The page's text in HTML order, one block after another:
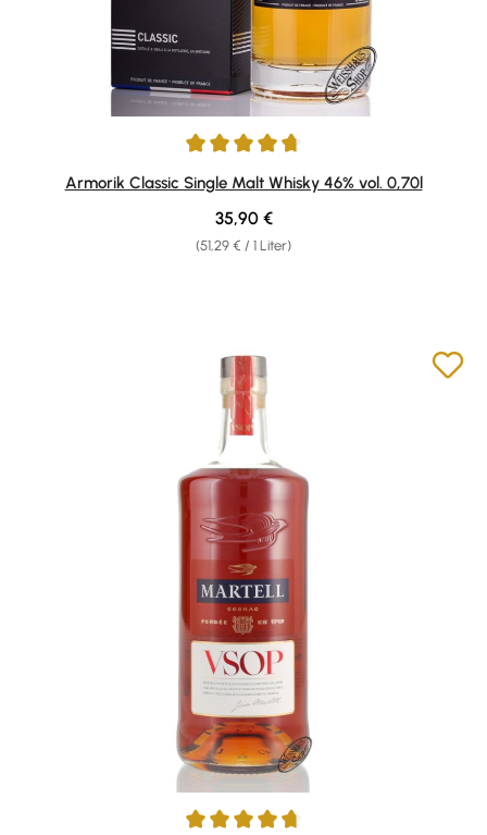
Durchschnittliche Bewertung von 4.75 von 5 Sternen
Armorik Classic Single Malt Whisky 46% vol. 0,70l
(51,29 € / 1 Liter)
Regulärer Preis:
35,90 €